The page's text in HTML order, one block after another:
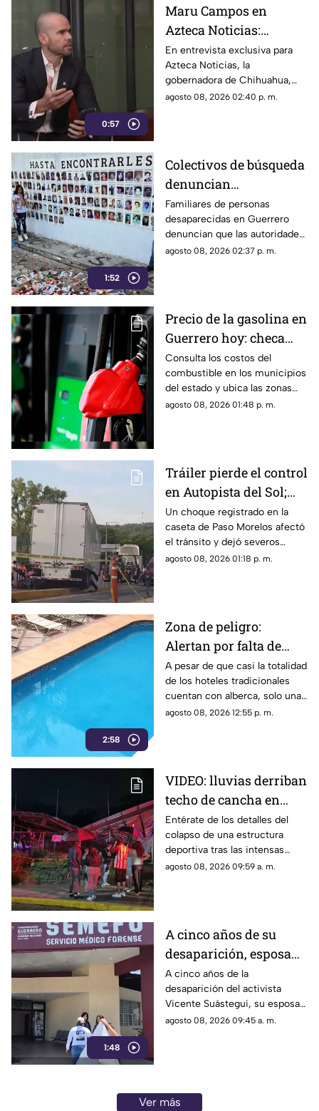
0:57
Maru Campos en
Azteca Noticias:
Advierte que nuevos
lineamientos del
Gobierno Federal
amenazan la libertad
En entrevista exclusiva para
Azteca Noticias, la
gobernadora de Chihuahua,
Maru Campos, alzó la voz
expresión.
agosto 08, 2026 02:40 p. m.
1:52
Colectivos de búsqueda
denuncian
restricciones para
ingresar a la sierra de
Chilpancingo
Familiares de personas
desaparecidas en Guerrero
denuncian que las autoridades
les negaron el
difusión.
agosto 08, 2026 02:37 p. m.
Precio de la gasolina en
Guerrero hoy: checa
cuánto cuestan los
litros
Consulta los costos del
combustible en los municipios
del estado y ubica las zonas
con las tarifas más accesibles
agosto 08, 2026 01:48 p. m.
Tráiler pierde el control
en Autopista del Sol;
fallece una persona
Un choque registrado en la
caseta de Paso Morelos afectó
el tránsito y dejó severos
daños; este fue el saldo.
agosto 08, 2026 01:18 p. m.
2:58
Zona de peligro:
Alertan por falta de
medidas de seguridad
en albercas de hoteles
tradicionales
A pesar de que casi la totalidad
de los hoteles tradicionales
cuentan con alberca, solo una
mínima parte dispone de
agosto 08, 2026 12:55 p. m.
VIDEO: lluvias derriban
techo de cancha en
Chilpancingo; hubo
lesionados
Entérate de los detalles del
colapso de una estructura
deportiva tras las intensas
precipitaciones y el reporte de
agosto 08, 2026 09:59 a. m.
1:48
A cinco años de su
desaparición, esposa
de Vicente Suástegui
acude al Semefo en
Chilpancingo
A cinco años de la
desaparición del activista
Vicente Suástegui, su esposa
acudió al Semefo de
agosto 08, 2026 09:45 a. m.
Ver más